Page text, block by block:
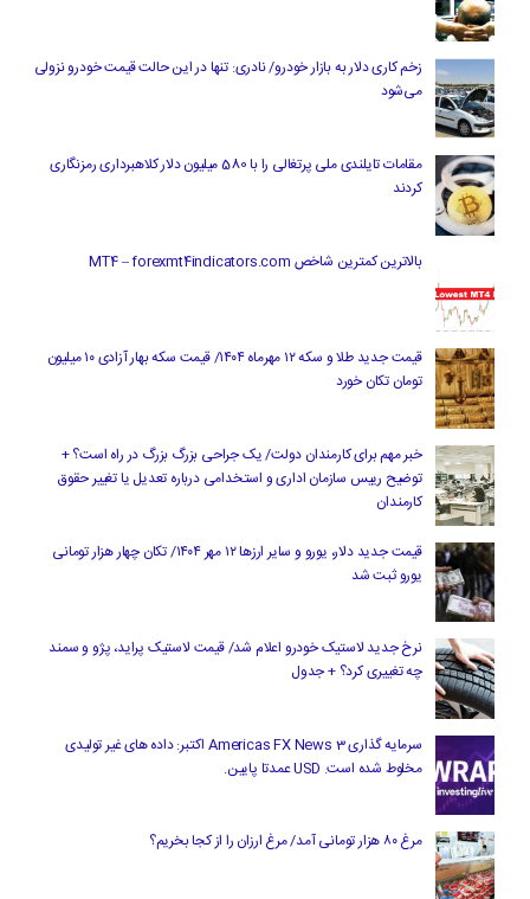
زخم کاری دلار به بازار خودرو/ نادری: تنها در این حالت قیمت خودرو نزولی
می‌شود
مقامات تایلندی ملی پرتغالی را با 580 میلیون دلار کلاهبرداری رمزنگاری
کردند
بالاترین کمترین شاخص MT4 – forexmt4indicators.com
قیمت جدید طلا و سکه ۱۲ مهرماه ۱۴۰۴/ قیمت سکه بهار آزادی ۱۰ میلیون
تومان تکان خورد
خبر مهم برای کارمندان دولت/ یک جراحی بزرگ بزرگ در راه است؟ +
توضیح رییس سازمان اداری و استخدامی درباره تعدیل یا تغییر حقوق
کارمندان
قیمت جدید دلار، یورو و سایر ارزها ۱۲ مهر ۱۴۰۴/ تکان چهار هزار تومانی
یورو ثبت شد
نرخ جدید لاستیک خودرو اعلام شد/ قیمت لاستیک پراید، پژو و سمند
چه تغییری کرد؟ + جدول
سرمایه گذاری Americas FX News 3 اکتبر: داده های غیر تولیدی
مخلوط شده است. USD عمدتا پایین.
مرغ ۸۰ هزار تومانی آمد/ مرغ ارزان را از کجا بخریم؟